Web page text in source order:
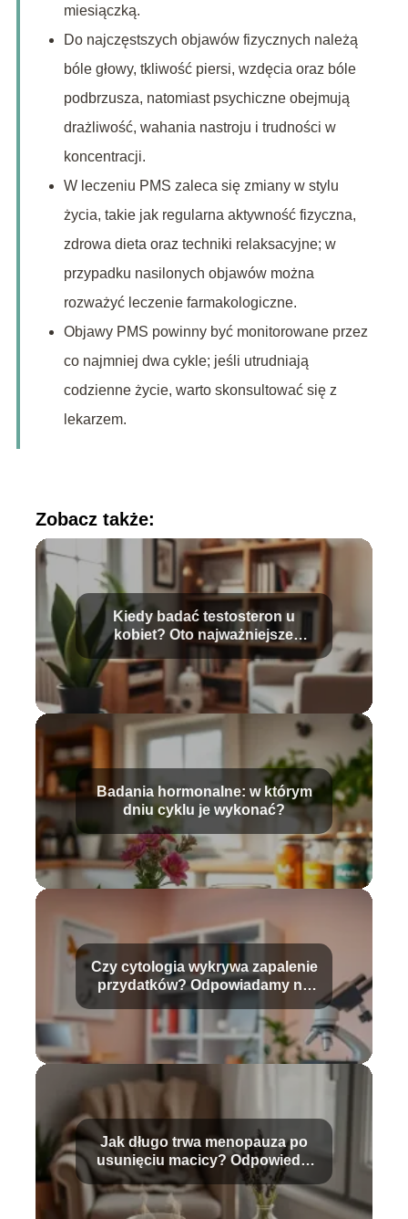
miesiączką.
Do najczęstszych objawów fizycznych należą
bóle głowy, tkliwość piersi, wzdęcia oraz bóle
podbrzusza, natomiast psychiczne obejmują
drażliwość, wahania nastroju i trudności w
koncentracji.
W leczeniu PMS zaleca się zmiany w stylu
życia, takie jak regularna aktywność fizyczna,
zdrowa dieta oraz techniki relaksacyjne; w
przypadku nasilonych objawów można
rozważyć leczenie farmakologiczne.
Objawy PMS powinny być monitorowane przez
co najmniej dwa cykle; jeśli utrudniają
codzienne życie, warto skonsultować się z
lekarzem.
Zobacz także:
Kiedy badać testosteron u
kobiet? Oto najważniejsze
Badania hormonalne: w którym
dniu cyklu je wykonać?
Czy cytologia wykrywa zapalenie
przydatków? Odpowiadamy na
pytania
Jak długo trwa menopauza po
usunięciu macicy? Odpowiedzi
na najważniejsze pytania